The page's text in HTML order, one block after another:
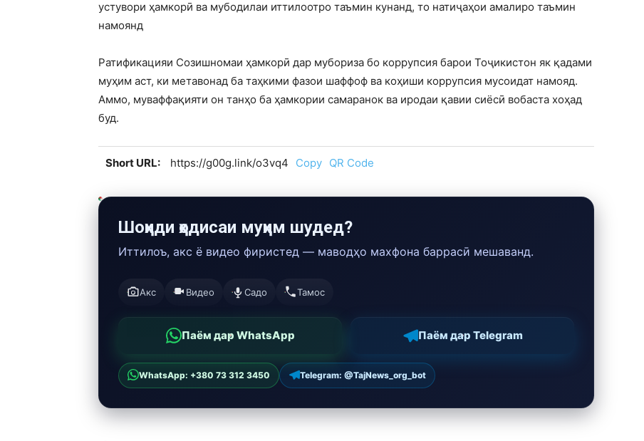
устувори ҳамкорӣ ва мубодилаи иттилоотро таъмин кунанд, то натиҷаҳои амалиро таъмин
намоянд
Ратификацияи Созишномаи ҳамкорӣ дар мубориза бо коррупсия барои Тоҷикистон як қадами
муҳим аст, ки метавонад ба таҳкими фазои шаффоф ва коҳиши коррупсия мусоидат намояд.
Аммо, муваффақияти он танҳо ба ҳамкории самаранок ва иродаи қавии сиёсӣ вобаста хоҳад
буд.
Short URL: https://g00g.link/o3vq4 Copy QR Code
Шоҳиди ҳодисаи муҳим шудед?
Иттилоъ, акс ё видео фиристед — маводҳо махфона баррасӣ мешаванд.
Акс Видео Садо Тамос
Паём дар WhatsApp Паём дар Telegram
WhatsApp: +380 73 312 3450 Telegram: @TajNews_org_bot